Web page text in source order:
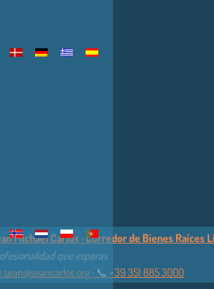
Michael Carlos · Corredor de Bienes Raíces
que esperas
sean@seancarlos.org · 📞︎ +39 351 885 3000